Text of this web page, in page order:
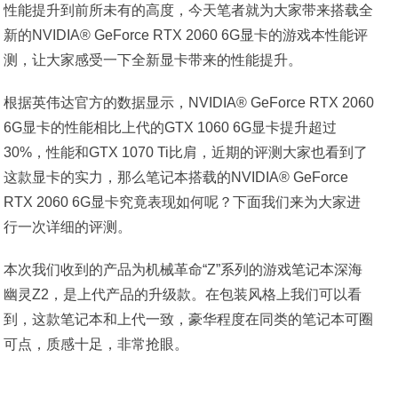
性能提升到前所未有的高度，今天笔者就为大家带来搭载全
新的NVIDIA® GeForce RTX 2060 6G显卡的游戏本性能评
测，让大家感受一下全新显卡带来的性能提升。
根据英伟达官方的数据显示，NVIDIA® GeForce RTX 2060
6G显卡的性能相比上代的GTX 1060 6G显卡提升超过
30%，性能和GTX 1070 Ti比肩，近期的评测大家也看到了
这款显卡的实力，那么笔记本搭载的NVIDIA® GeForce
RTX 2060 6G显卡究竟表现如何呢？下面我们来为大家进
行一次详细的评测。
本次我们收到的产品为机械革命“Z”系列的游戏笔记本深海
幽灵Z2，是上代产品的升级款。在包装风格上我们可以看
到，这款笔记本和上代一致，豪华程度在同类的笔记本可圈
可点，质感十足，非常抢眼。